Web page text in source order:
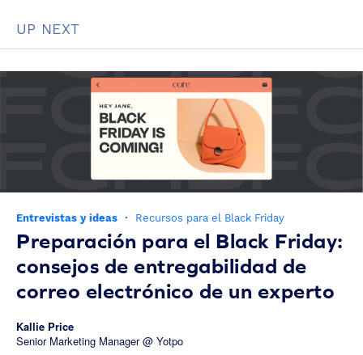
UP NEXT
Entrevistas y ideas · Recursos para el Black Friday
Preparación para el Black Friday:
consejos de entregabilidad de
correo electrónico de un experto
Kallie Price
Senior Marketing Manager @ Yotpo